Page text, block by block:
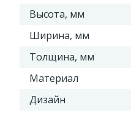
Высота, мм
Ширина, мм
Толщина, мм
Материал
Дизайн